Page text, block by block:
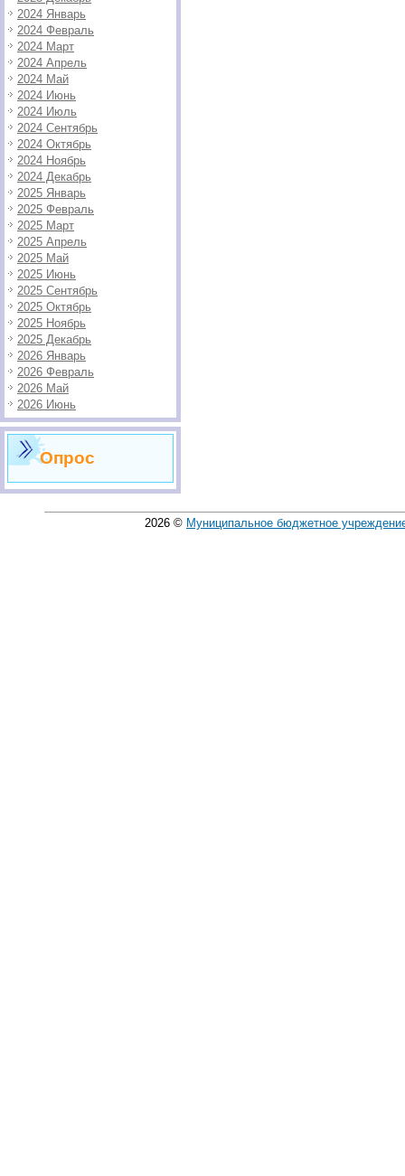
2024 Январь
2024 Февраль
2024 Март
2024 Апрель
2024 Май
2024 Июнь
2024 Июль
2024 Сентябрь
2024 Октябрь
2024 Ноябрь
2024 Декабрь
2025 Январь
2025 Февраль
2025 Март
2025 Апрель
2025 Май
2025 Июнь
2025 Сентябрь
2025 Октябрь
2025 Ноябрь
2025 Декабрь
2026 Январь
2026 Февраль
2026 Май
2026 Июнь
Опрос
2026 © Муниципальное бюджетное